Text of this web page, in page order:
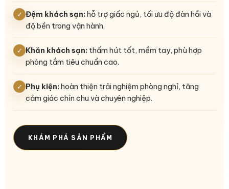
✓ Đệm khách sạn:hỗ trợ giấc ngủ, tối ưu độ đàn hồi và
độ bền trong vận hành.
✓ Khăn khách sạn: thấm hút tốt, mềm tay, phù hợp
phòng tắm tiêu chuẩn cao.
✓ Phụ kiện:hoàn thiện trải nghiệm phòng nghỉ, tăng
cảm giác chỉn chu và chuyên nghiệp.
KHÁM PHÁ SẢN PHẨM